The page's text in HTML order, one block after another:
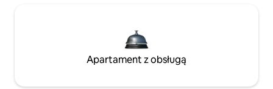
Apartament z obsługą